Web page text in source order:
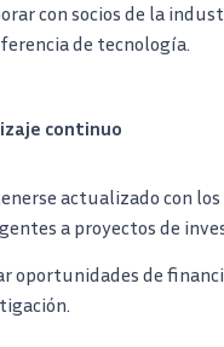
con socios de la
de tecnología.
continuo
actualizado con
a proyectos de
oportunidades de